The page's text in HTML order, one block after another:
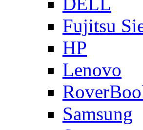
Fujitsu
HP
Lenovo
Samsung